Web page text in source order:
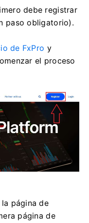
debe registrar
paso obligatorio).
de FxPro y
el proceso
página de
página de